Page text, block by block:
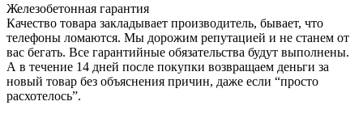
Железобетонная гарантия
Качество товара закладывает производитель, бывает, что
телефоны ломаются. Мы дорожим репутацией и не станем от
вас бегать. Все гарантийные обязательства будут выполнены.
А в течение 14 дней после покупки возвращаем деньги за
новый товар без объяснения причин, даже если “просто
расхотелось”.